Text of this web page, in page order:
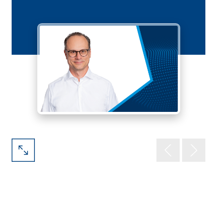
eine starke Lösung im Einsatz hast, kannst du
diese genauso einreichen.
Schutz von Betriebsinterna❗
Ideen entstehen auch dort, wo mitsensiblen
Informationen
gearbeitet wird. Uns ist wichtig,
dass deine betriebsinternen Informationen und
vertraulichen und geschäftsspezifischen
Angaben, bevor du deine Idee bei uns einreichst.
Mach dich daher auch mit den